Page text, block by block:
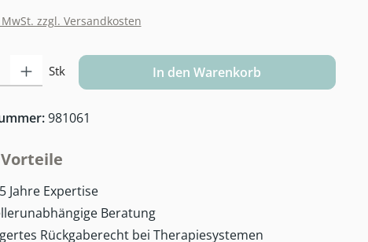
zzgl. Versandkosten
Gib den gewünschten Wert ein oder benutze die Schaltflächen um die Anzahl zu
Stk In den Warenkorb
981061
Jahre Expertise
Beratung
Rückgaberecht bei Therapiesystemen